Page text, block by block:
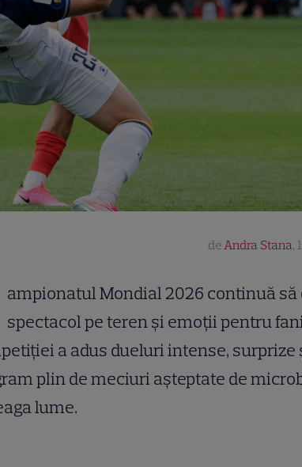
deAndra Stana,
ampionatul Mondial 2026 continuă să
spectacol pe teren și emoții pentru
a adus dueluri intense, surprize
plin de meciuri așteptate de
lume.